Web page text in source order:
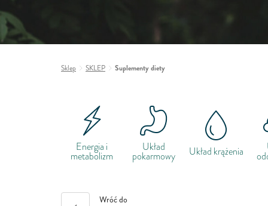
Sklep SKLEP Suplementy diety
Energia i
metabolizm
Układ
pokarmowy Układ krążenia
Wróć do